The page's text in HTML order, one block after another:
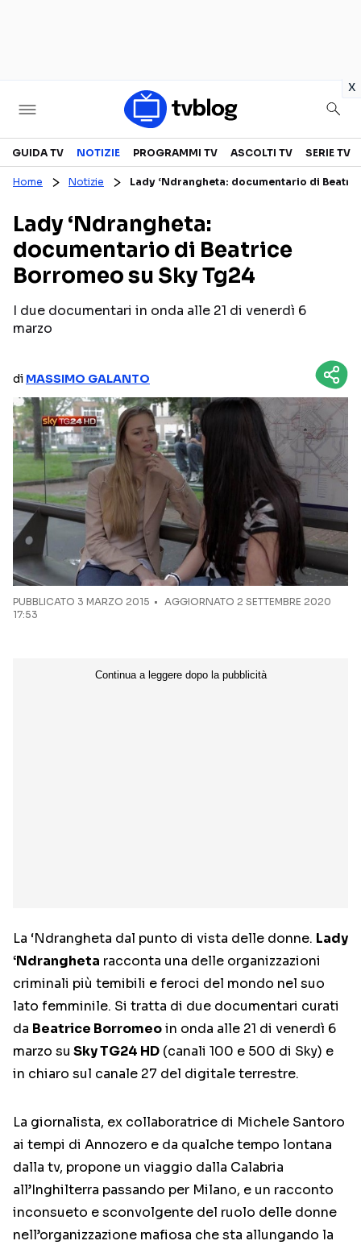
x
Televisione
CANALI TV
PROGRAMMI TV
PERSONAGGI TV
SERIE TV
REALITY SHOW
FICTION
NETFLIX
AMAZON PRIME VIDEO
DISNEY+
RAIPLAY
DAZN
PARAMOUNT+
Categorie
NOTIZIE
ANTEPRIME
INTERVISTE
RUBRICHE
GUIDA TV NOTIZIE PROGRAMMI TV ASCOLTI TV SERIE TV
Home Notizie Lady ‘Ndrangheta: documentario di
Lady ‘Ndrangheta:
documentario di Beatrice
Borromeo su Sky Tg24
I due documentari in onda alle 21 di venerdì 6
marzo
di MASSIMO GALANTO
PUBBLICATO 3 MARZO 2015
AGGIORNATO 2 SETTEMBRE 2020
17:53
La ‘Ndrangheta dal punto di vista delle donne. Lady
‘Ndrangheta racconta una delle organizzazioni
criminali più temibili e feroci del mondo nel suo
lato femminile. Si tratta di due documentari curati
da Beatrice Borromeoin onda alle 21 di venerdì 6
marzo su Sky TG24 HD (canali 100 e 500 di Sky) e
in chiaro sul canale 27 del digitale terrestre.
La giornalista, ex collaboratrice di Michele Santoro
ai tempi di Annozero e da qualche tempo lontana
dalla tv, propone un viaggio dalla Calabria
all’Inghilterra passando per Milano, e un racconto
inconsueto e sconvolgente del ruolo delle donne
nell’organizzazione mafiosa che sta allungando la